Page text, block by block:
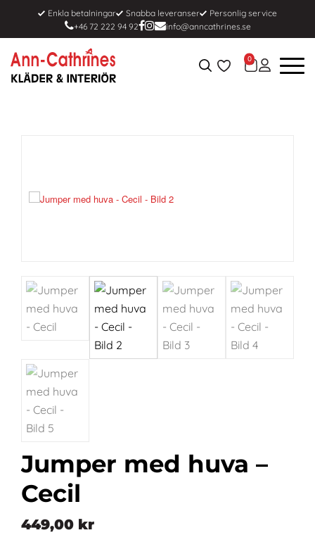
+46 72 222 94 92
Enkla betalningar Snabba leveranser
Personlig service
info@anncathrines.se
0
Jumper med huva –
Cecil
449,00 kr